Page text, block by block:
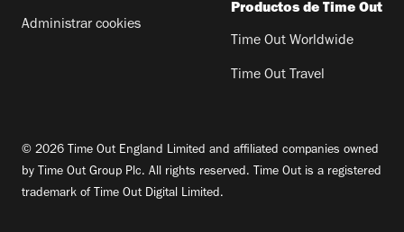
Administrar cookies
Productos de Time Out
Time Out Worldwide
Time Out Travel
© 2026 Time Out England Limited and affiliated companies owned
by Time Out Group Plc. All rights reserved. Time Out is a registered
trademark of Time Out Digital Limited.